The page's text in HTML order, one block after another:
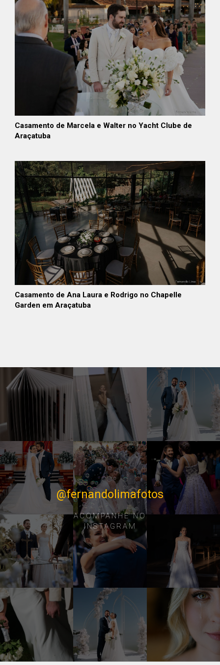
Casamento de Marcela e Walter no Yacht Clube de
Araçatuba
Casamento de Ana Laura e Rodrigo no Chapelle
Garden em Araçatuba
@fernandolimafotos
ACOMPANHE NO
INSTAGRAM